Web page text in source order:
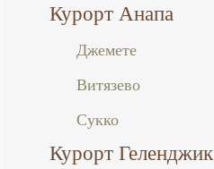
Курорт Анапа
Джемете
Витязево
Сукко
Курорт Геленджик